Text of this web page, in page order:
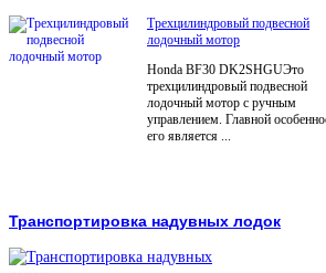
Трехцилиндровый подвесной
лодочный мотор
Honda BF30 DK2SHGUЭто
трехцилиндровый подвесной
лодочный мотор с ручным
управлением. Главной
его является ...
Транспортировка надувных лодок